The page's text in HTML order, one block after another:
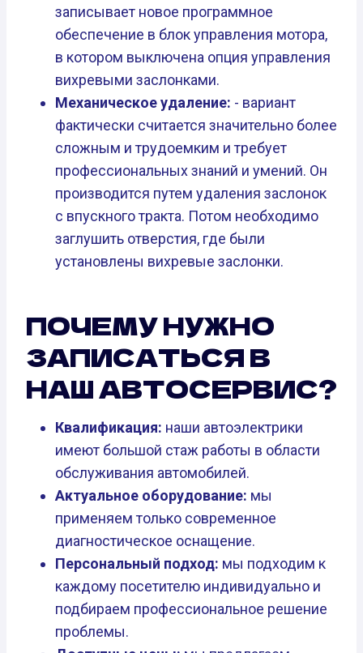
записывает новое программное
обеспечение в блок управления мотора,
в котором выключена опция управления
вихревыми заслонками.
Механическое удаление: - вариант
фактически считается значительно более
сложным и трудоемким и требует
профессиональных знаний и умений. Он
производится путем удаления заслонок
с впускного тракта. Потом необходимо
заглушить отверстия, где были
установлены вихревые заслонки.
ПОЧЕМУ НУЖНО
ЗАПИСАТЬСЯ В
НАШ АВТОСЕРВИС?
Квалификация: наши автоэлектрики
имеют большой стаж работы в области
обслуживания автомобилей.
Актуальное оборудование: мы
применяем только современное
диагностическое оснащение.
Персональный подход: мы подходим к
каждому посетителю индивидуально и
подбираем профессиональное решение
проблемы.